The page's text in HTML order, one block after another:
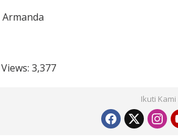
Armanda
3,377
Ikuti Kami